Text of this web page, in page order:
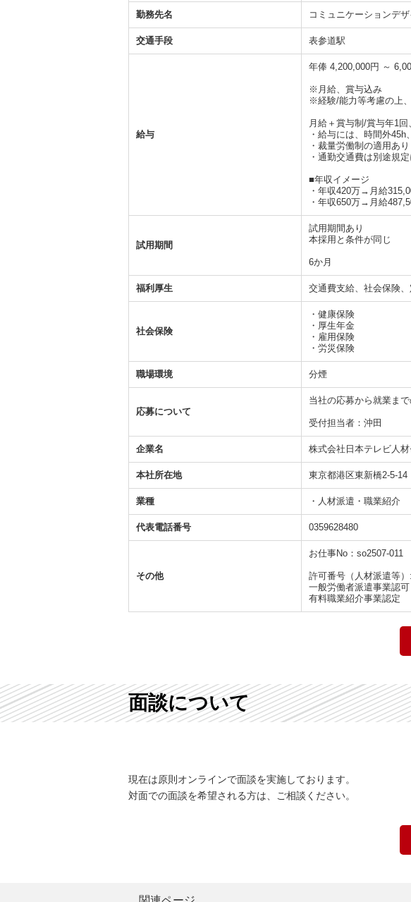
勤務先名 コミュニケーションデ
交通手段 表参道駅
給与
年俸 4,200,000円 ～
※月給、賞与込み
※経験/能力等考慮の上
月給＋賞与制/賞与年1
・給与には、時間外45h
・裁量労働制の適用あり
・通勤交通費は別途規
■年収イメージ
・年収420万→月給
・年収650万→月給
試用期間
試用期間あり
本採用と条件が同じ
6か月
福利厚生 交通費支給、社会保険
社会保険
・健康保険
・厚生年金
・雇用保険
・労災保険
職場環境 分煙
応募について
当社の応募から就業ま
受付担当者：沖田
企業名 株式会社日本テレビ人
本社所在地 東京都港区東新橋2-5-
業種 ・人材派遣・職業紹介
代表電話番号 0359628480
その他
お仕事No：so2507-011
許可番号（人材派遣等）:
一般労働者派遣事業認
有料職業紹介事業認定
面談について
現在は原則オンラインで面談を実施しております。
対面での面談を希望される方は、ご相談ください。